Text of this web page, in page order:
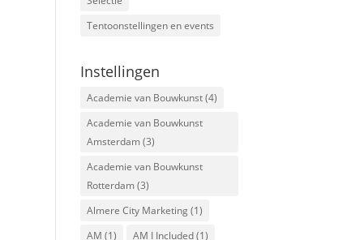
Tentoonstellingen en events
Instellingen
Academie van Bouwkunst(4)
Academie van Bouwkunst
Amsterdam(3)
Academie van Bouwkunst
Rotterdam(3)
Almere City Marketing(1)
AM (1) AM I Included(1)